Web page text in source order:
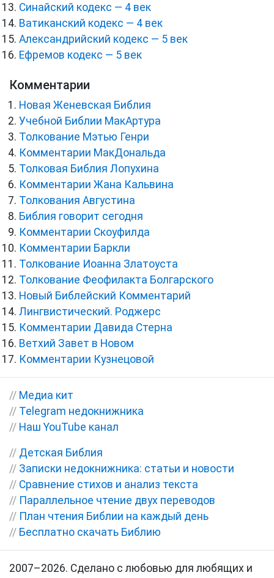
Синайский кодекс — 4 век
Ватиканский кодекс — 4 век
Александрийский кодекс — 5 век
Ефремов кодекс — 5 век
Комментарии
Новая Женевская Библия
Учебной Библии МакАртура
Толкование Мэтью Генри
Комментарии МакДональда
Толковая Библия Лопухина
Комментарии Жана Кальвина
Толкования Августина
Библия говорит сегодня
Комментарии Скоуфилда
Комментарии Баркли
Толкование Иоанна Златоуста
Толкование Феофилакта Болгарского
Новый Библейский Комментарий
Лингвистический. Роджерс
Комментарии Давида Стерна
Ветхий Завет в Новом
Комментарии Кузнецовой
// Медиа кит
// Telegram недокнижника
// Наш YouTube канал
// Детская Библия
// Записки недокнижника: статьи и новости
// Сравнение стихов и анализ текста
// Параллельное чтение двух переводов
// План чтения Библии на каждый день
// Бесплатно скачать Библию
2007–2026. Сделано с любовью для любящих и